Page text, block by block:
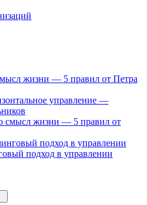
жизни — 5 правил от Петра
управление —
смысл жизни — 5 правил от
подход в управлении
подход в управлении